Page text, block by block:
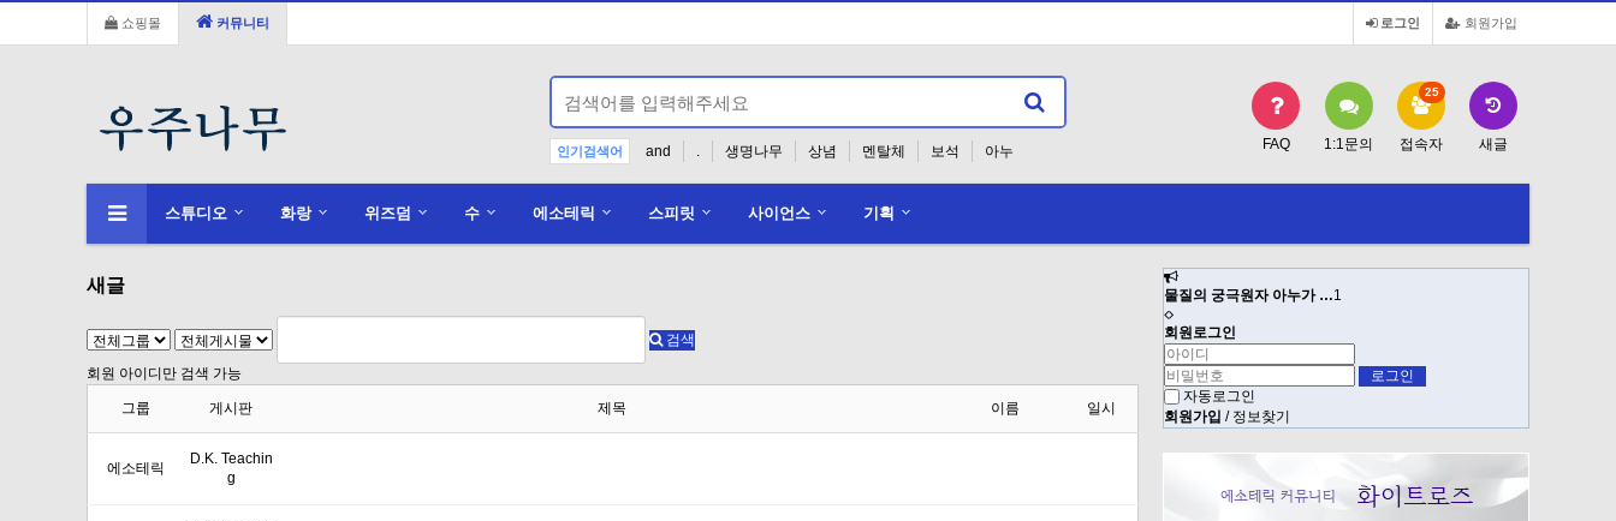
회원가입
로그인
쇼핑몰 커뮤니티
인기검색어 and . 생명나무 상념 멘탈체 보석 아누 FAQ 1:1문의 접속자
25
새글
스튜디오 화랑 위즈덤 수 에소테릭 스피릿 사이언스 기획
새글
검색
회원 아이디만 검색 가능
그룹 게시판 제목 이름 일시
에소테릭
D.K. Teachin
g
물질의 궁극원자 아누가 …1
회원로그인
자동로그인
회원가입 / 정보찾기